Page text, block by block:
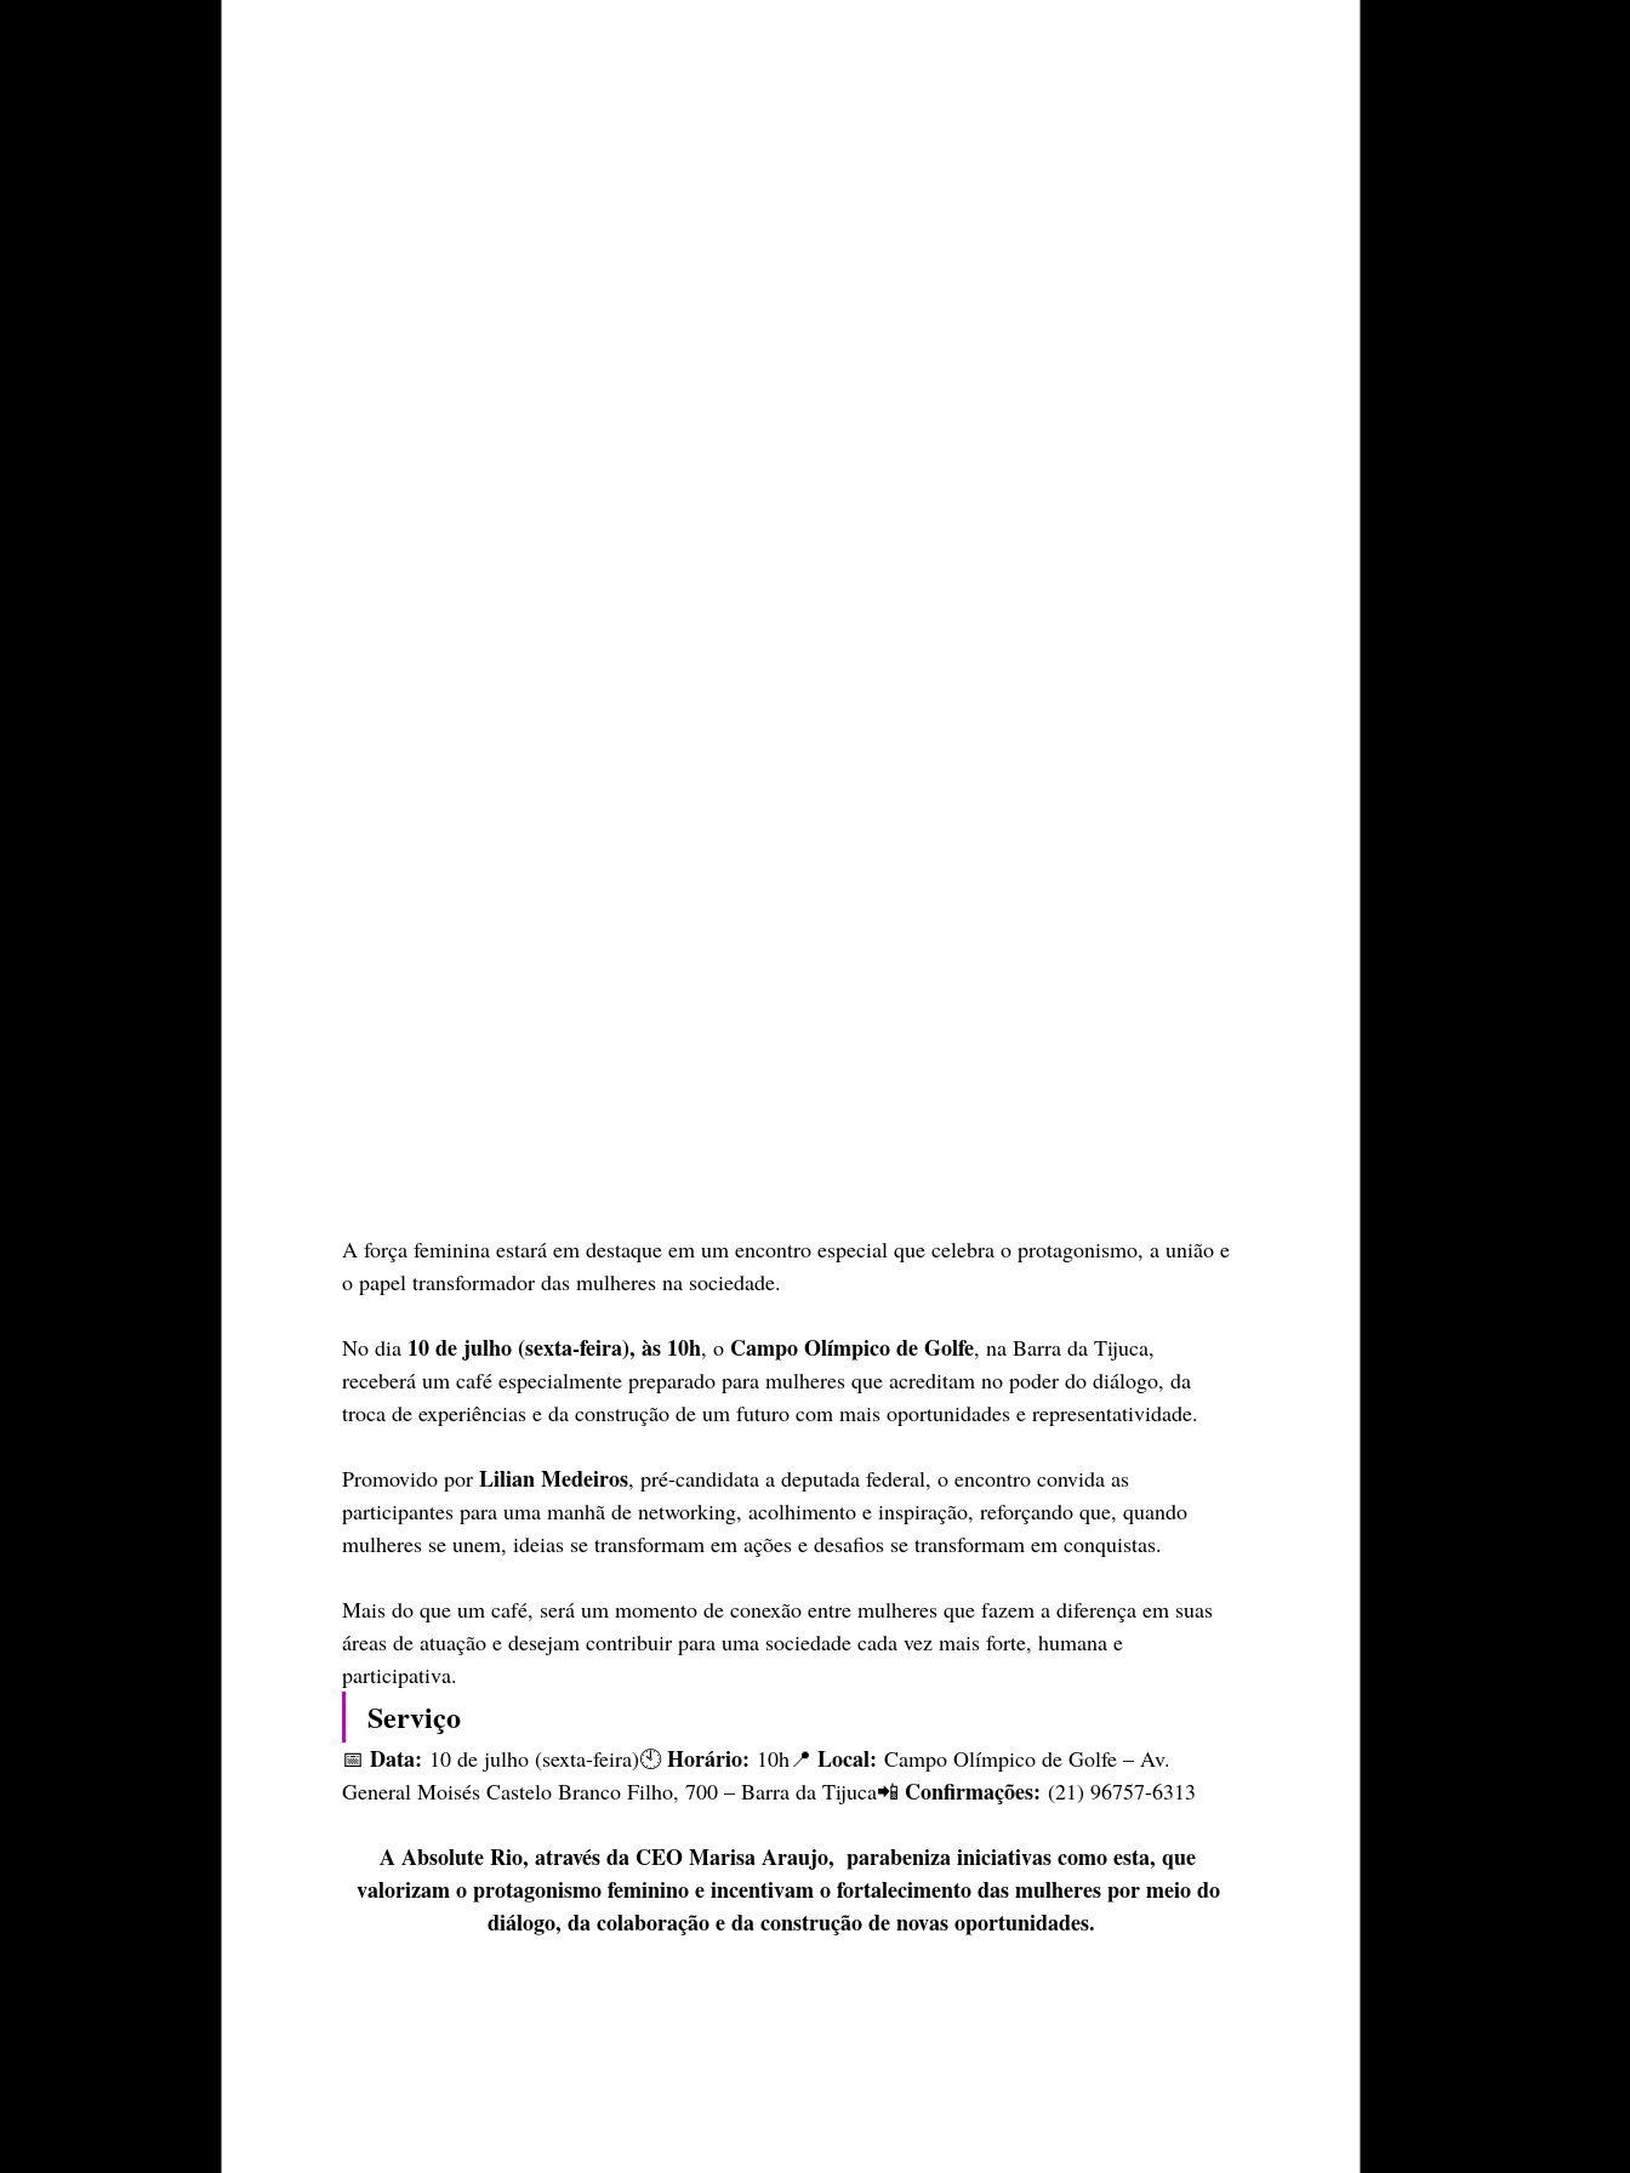
A força feminina estará em destaque em um encontro especial que celebra o protagonismo, a união e
o papel transformador das mulheres na sociedade.
No dia 10 de julho (sexta-feira), às 10h, o Campo Olímpico de Golfe, na Barra da Tijuca,
receberá um café especialmente preparado para mulheres que acreditam no poder do diálogo, da
troca de experiências e da construção de um futuro com mais oportunidades e representatividade.
Promovido por Lilian Medeiros, pré-candidata a deputada federal, o encontro convida as
participantes para uma manhã de networking, acolhimento e inspiração, reforçando que, quando
mulheres se unem, ideias se transformam em ações e desafios se transformam em conquistas.
Mais do que um café, será um momento de conexão entre mulheres que fazem a diferença em suas
áreas de atuação e desejam contribuir para uma sociedade cada vez mais forte, humana e
participativa.
Serviço
📅 Data: 10 de julho (sexta-feira)🕙 Horário: 10h📍 Local: Campo Olímpico de Golfe – Av.
General Moisés Castelo Branco Filho, 700 – Barra da Tijuca📲 Confirmações: (21) 96757-6313
A Absolute Rio, através da CEO Marisa Araujo,  parabeniza iniciativas como esta, que
valorizam o protagonismo feminino e incentivam o fortalecimento das mulheres por meio do
diálogo, da colaboração e da construção de novas oportunidades.